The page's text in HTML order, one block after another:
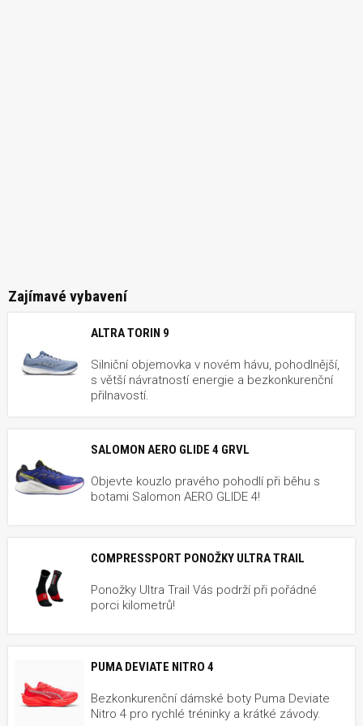
Zajímavé vybavení
ALTRA TORIN 9
Silniční objemovka v novém hávu, pohodlnější,
s větší návratností energie a bezkonkurenční
přilnavostí.
SALOMON AERO GLIDE 4 GRVL
Objevte kouzlo pravého pohodlí při běhu s
botami Salomon AERO GLIDE 4!
COMPRESSPORT PONOŽKY ULTRA TRAIL
Ponožky Ultra Trail Vás podrží při pořádné
porci kilometrů!
PUMA DEVIATE NITRO 4
Bezkonkurenční dámské boty Puma Deviate
Nitro 4 pro rychlé tréninky a krátké závody.